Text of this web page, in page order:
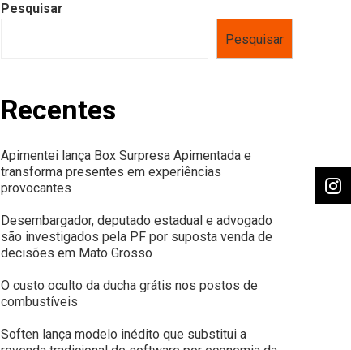
Pesquisar
Pesquisar
Recentes
Apimentei lança Box Surpresa Apimentada e
transforma presentes em experiências
provocantes
Desembargador, deputado estadual e advogado
são investigados pela PF por suposta venda de
decisões em Mato Grosso
O custo oculto da ducha grátis nos postos de
combustíveis
Soften lança modelo inédito que substitui a